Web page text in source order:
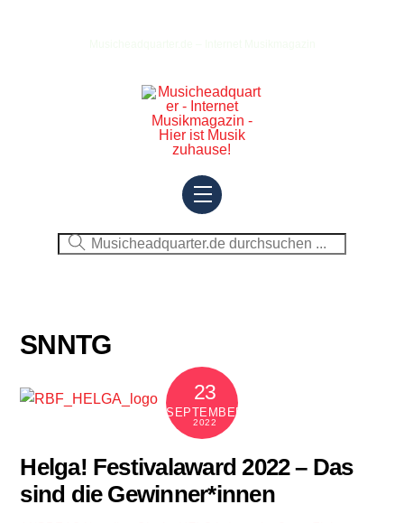
Menu
SNNTG
23
SEPTEMBER
2022
Helga! Festivalaward 2022 – Das
sind die Gewinner*innen